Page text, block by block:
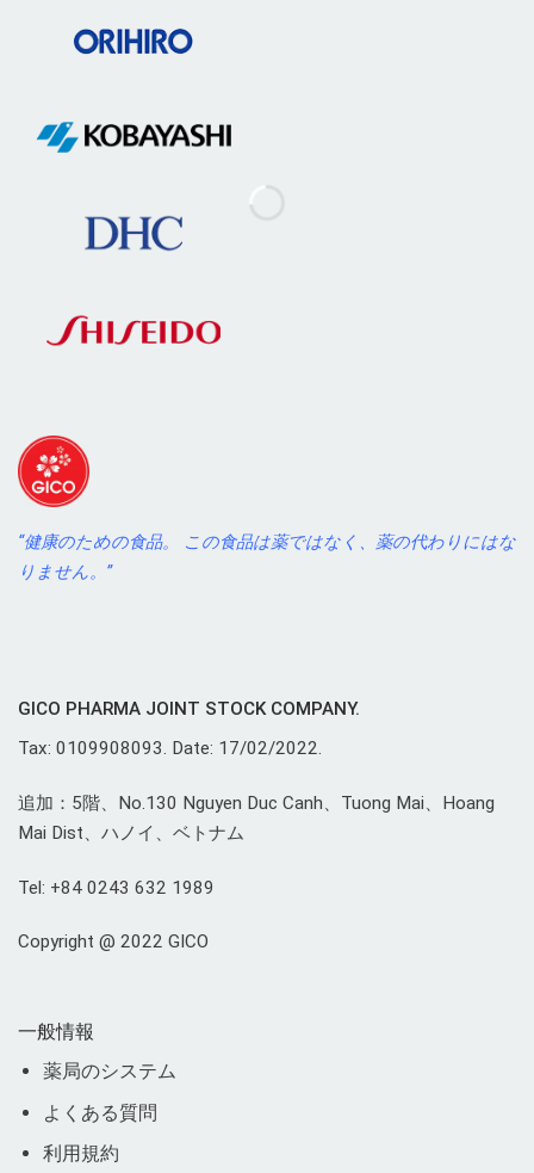
“健康のための食品。 この食品は薬ではなく、薬の代わりにはな
りません。”
GICO PHARMA JOINT STOCK COMPANY.
Tax: 0109908093. Date: 17/02/2022.
追加：5階、No.130 Nguyen Duc Canh、Tuong Mai、Hoang
Mai Dist、ハノイ、ベトナム
Tel: +84 0243 632 1989
Copyright @ 2022 GICO
一般情報
薬局のシステム
よくある質問
利用規約